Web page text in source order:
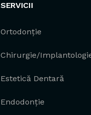
SERVICII
Ortodonție
Chirurgie/
Estetică Dentară
Endodonție